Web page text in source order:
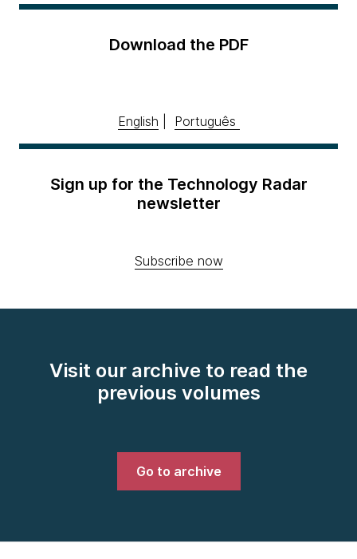
Download the PDF
English Português
Sign up for the Technology Radar
newsletter
Subscribe now
Visit our archive to read the
previous volumes
Go to archive